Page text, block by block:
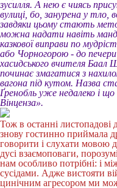
зусилля. А нею є чиясь
вулиці, бо, занурена у тло,
завдяки цьому стають
можна надати навіть
казкової виправи по
або Чорногорою - до
хасидського вчителя Баал
починає змагатися з
вагона під кутом. Назва
Ґренобль уже недалеко і
Вінценза».
Тож в останні
знову гостинно приймала
говорити і слухати мовою
дусі взаємоповаги,
нам особливо потрібні: і
сусідами. Адже вистояти
цинічним агресором ми